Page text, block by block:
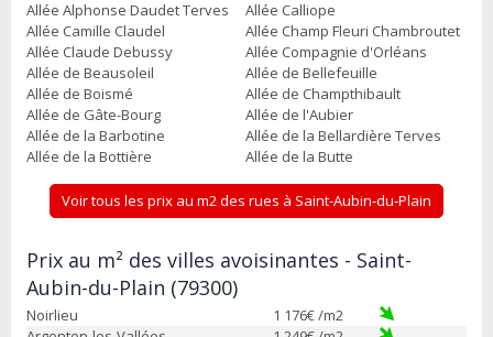
Allée Alphonse Daudet Terves
Allée Calliope
Allée Camille Claudel
Allée Champ Fleuri Chambroutet
Allée Claude Debussy
Allée Compagnie d'Orléans
Allée de Beausoleil
Allée de Bellefeuille
Allée de Boismé
Allée de Champthibault
Allée de Gâte-Bourg
Allée de l'Aubier
Allée de la Barbotine
Allée de la Bellardière Terves
Allée de la Bottière
Allée de la Butte
Voir tous les prix au m2 des rues à Saint-Aubin-du-Plain
Prix au m² des villes avoisinantes - Saint-
Aubin-du-Plain (79300)
Noirlieu 1 176€ /m2